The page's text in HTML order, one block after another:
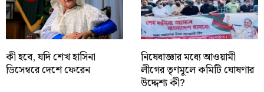
কী হবে, যদি শেখ হাসিনা
ডিসেম্বরে দেশে ফেরেন
নিষেধাজ্ঞার মধ্যে আওয়ামী
লীগের তৃণমূলে কমিটি ঘোষণার
উদ্দেশ্য কী?